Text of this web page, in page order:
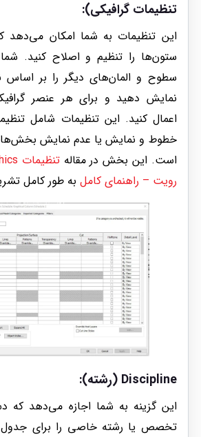
تنظیمات گرافیکی):
این تنظیمات به شما امکان می‌دهد
ستون‌ها را تنظیم و اصلاح کنید.
سطوح و المان‌های دیگر را بر اساس
نمایش دهید و برای هر عنصر
اعمال کنید. این تنظیمات شامل
خطوط و نمایش یا عدم نمایش
است. این بخش در مقاله
رویت – راهنمای کامل به طور کامل
Discipline (رشته) :
این گزینه به شما اجازه می‌دهد که
تخصص یا رشته خاصی را برای جدول